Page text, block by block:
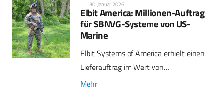
30. Januar 2026
Elbit America: Millionen-Auftrag
für SBNVG-Systeme von US-
Marine
Elbit Systems of America erhielt einen
Lieferauftrag im Wert von…
Mehr